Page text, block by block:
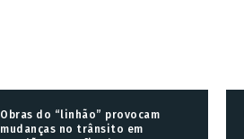
Obras do “linhão” provocam
mudanças no trânsito em